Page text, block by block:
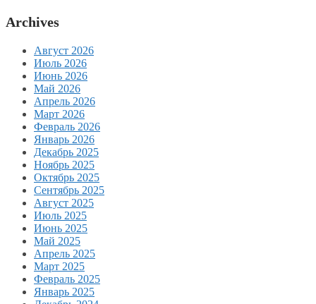
Archives
Август 2026
Июль 2026
Июнь 2026
Май 2026
Апрель 2026
Март 2026
Февраль 2026
Январь 2026
Декабрь 2025
Ноябрь 2025
Октябрь 2025
Сентябрь 2025
Август 2025
Июль 2025
Июнь 2025
Май 2025
Апрель 2025
Март 2025
Февраль 2025
Январь 2025